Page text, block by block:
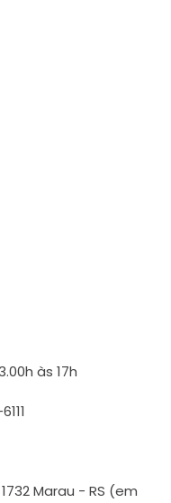
às 17h
Marau - RS (em